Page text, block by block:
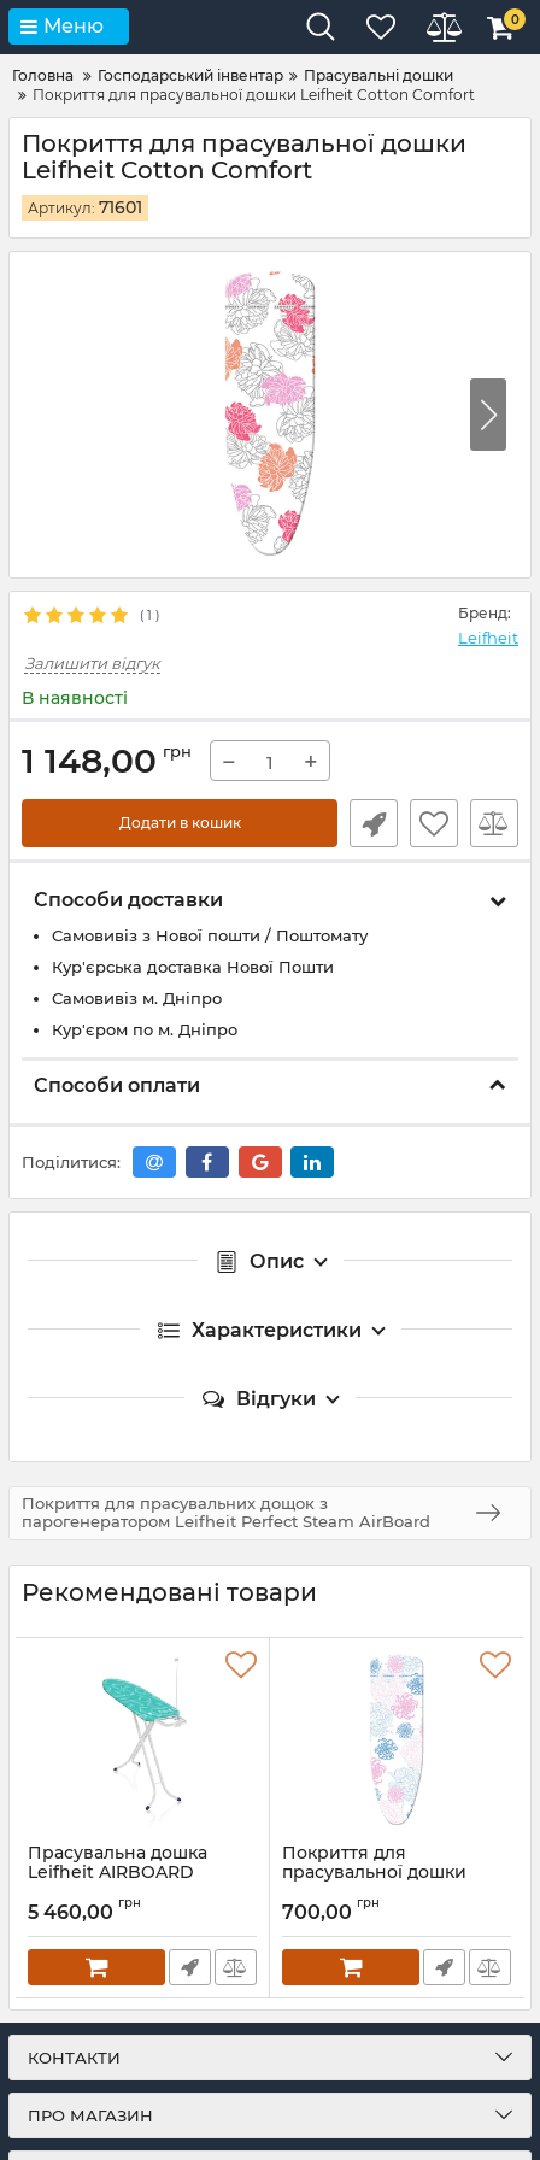
Меню 0
Головна Господарський інвентар
Прасувальні дошки
Покриття для прасувальної дошки Leifheit Cotton Comfort
Покриття для прасувальної дошки
Leifheit Cotton Comfort
Артикул: 71601
( 1 ) Бренд:
Leifheit
Залишити відгук
В наявності
1 148,00 грн − +
Додати в кошик
Способи доставки
Самовивіз з Нової пошти / Поштомату
Кур'єрська доставка Нової Пошти
Самовивіз м. Дніпро
Кур'єром по м. Дніпро
Способи оплати
Поділитися:
Опис
Характеристики
Відгуки
Покриття для прасувальних дощок з
парогенератором Leifheit Perfect Steam AirBoard
Рекомендовані товари
Прасувальна дошка
Leifheit AIRBOARD
Артикул: 72585
5 460,00 грн
Покриття для
прасувальної дошки
Universal
Артикул: 71600
700,00 грн
КОНТАКТИ
ПРО МАГАЗИН